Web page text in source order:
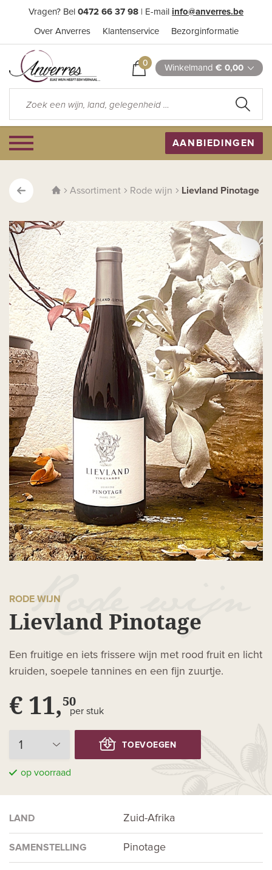
Vragen? Bel 0472 66 37 98 | E-mail info@anverres.be
Over Anverres Klantenservice Bezorginformatie
0 Winkelmand € 0,00
AANBIEDINGEN
Assortiment Rode wijn Lievland Pinotage
RODE WIJN
Lievland Pinotage
Een fruitige en iets frissere wijn met rood fruit en licht
kruiden, soepele tannines en een fijn zuurtje.
€ 11,50
per stuk
TOEVOEGEN
op voorraad
LAND Zuid-Afrika
SAMENSTELLING Pinotage